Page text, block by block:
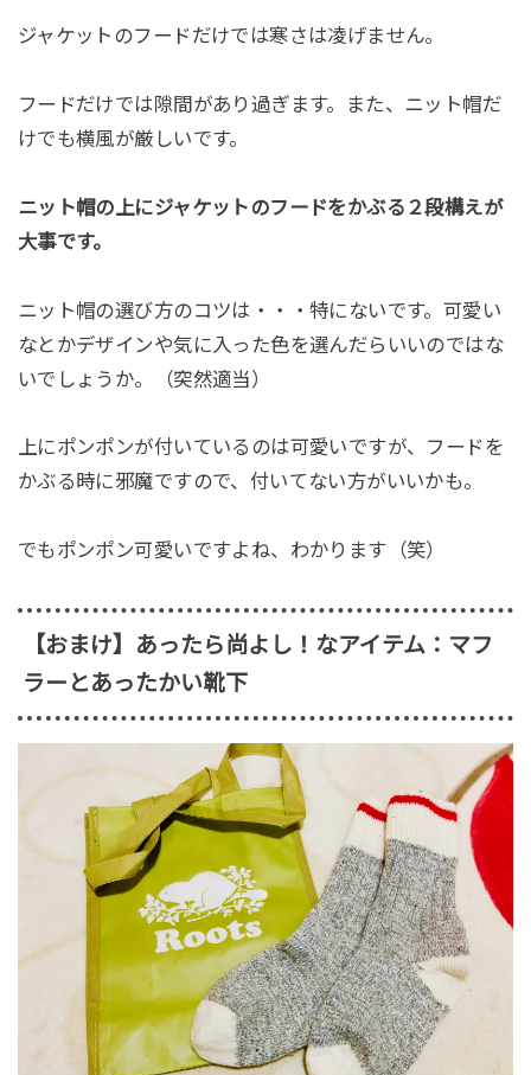
ジャケットのフードだけでは寒さは凌げません。
フードだけでは隙間があり過ぎます。また、ニット帽だ
けでも横風が厳しいです。
ニット帽の上にジャケットのフードをかぶる２段構えが
大事です。
ニット帽の選び方のコツは・・・特にないです。可愛い
なとかデザインや気に入った色を選んだらいいのではな
いでしょうか。（突然適当）
上にポンポンが付いているのは可愛いですが、フードを
かぶる時に邪魔ですので、付いてない方がいいかも。
でもポンポン可愛いですよね、わかります（笑）
【おまけ】あったら尚よし！なアイテム：マフ
ラーとあったかい靴下